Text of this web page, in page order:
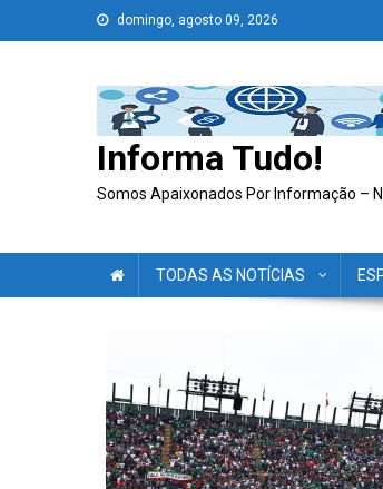
to
domingo, agosto 09, 2026
Informa Tudo!
Somos Apaixonados Por Informação –
TODAS AS NOTÍCIAS